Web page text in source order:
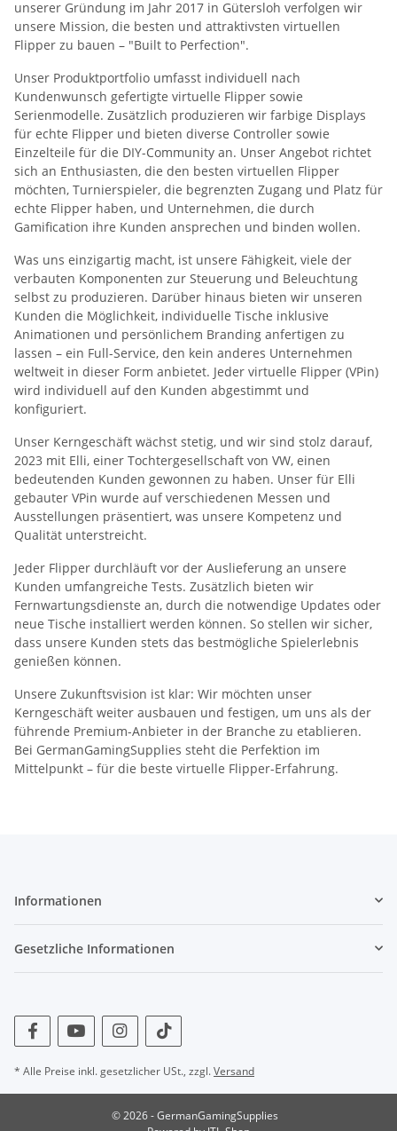
unserer Gründung im Jahr 2017 in Gütersloh verfolgen wir
unsere Mission, die besten und attraktivsten virtuellen
Flipper zu bauen – "Built to Perfection".
Unser Produktportfolio umfasst individuell nach
Kundenwunsch gefertigte virtuelle Flipper sowie
Serienmodelle. Zusätzlich produzieren wir farbige Displays
für echte Flipper und bieten diverse Controller sowie
Einzelteile für die DIY-Community an. Unser Angebot richtet
sich an Enthusiasten, die den besten virtuellen Flipper
möchten, Turnierspieler, die begrenzten Zugang und Platz für
echte Flipper haben, und Unternehmen, die durch
Gamification ihre Kunden ansprechen und binden wollen.
Was uns einzigartig macht, ist unsere Fähigkeit, viele der
verbauten Komponenten zur Steuerung und Beleuchtung
selbst zu produzieren. Darüber hinaus bieten wir unseren
Kunden die Möglichkeit, individuelle Tische inklusive
Animationen und persönlichem Branding anfertigen zu
lassen – ein Full-Service, den kein anderes Unternehmen
weltweit in dieser Form anbietet. Jeder virtuelle Flipper (VPin)
wird individuell auf den Kunden abgestimmt und
konfiguriert.
Unser Kerngeschäft wächst stetig, und wir sind stolz darauf,
2023 mit Elli, einer Tochtergesellschaft von VW, einen
bedeutenden Kunden gewonnen zu haben. Unser für Elli
gebauter VPin wurde auf verschiedenen Messen und
Ausstellungen präsentiert, was unsere Kompetenz und
Qualität unterstreicht.
Jeder Flipper durchläuft vor der Auslieferung an unsere
Kunden umfangreiche Tests. Zusätzlich bieten wir
Fernwartungsdienste an, durch die notwendige Updates oder
neue Tische installiert werden können. So stellen wir sicher,
dass unsere Kunden stets das bestmögliche Spielerlebnis
genießen können.
Unsere Zukunftsvision ist klar: Wir möchten unser
Kerngeschäft weiter ausbauen und festigen, um uns als der
führende Premium-Anbieter in der Branche zu etablieren.
Bei GermanGamingSupplies steht die Perfektion im
Mittelpunkt – für die beste virtuelle Flipper-Erfahrung.
Informationen
Gesetzliche Informationen
* Alle Preise inkl. gesetzlicher USt., zzgl.Versand
© 2026 - GermanGamingSupplies